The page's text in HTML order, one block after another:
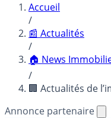
Accueil
/
📰 Actualités
/
🏠 News
/
🏢 Actualités de
Annonce partenaire